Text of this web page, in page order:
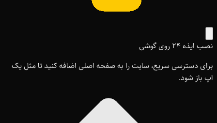
نصب ایذه ۲۴ روی گوشی
برای دسترسی سریع، سایت را به صفحه اصلی اضافه کنید تا مثل یک
اپ باز شود.